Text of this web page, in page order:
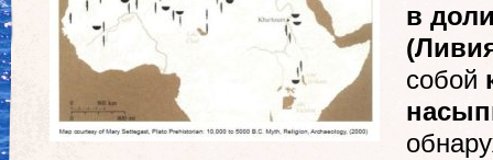
в
собой